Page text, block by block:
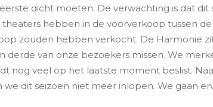
dicht moeten. De verwachting is dat
hebben in de voorverkoop tussen
zouden hebben verkocht. De Harmonie
van onze bezoekers missen. We
nog veel op het laatste moment beslist.
dit seizoen niet meer inlopen. We gaan